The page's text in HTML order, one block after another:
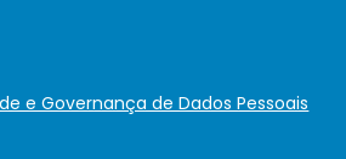
e Governança de Dados Pessoais